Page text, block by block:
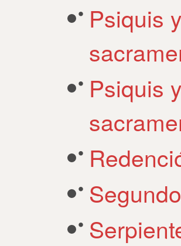
Psiquis
Psiquis